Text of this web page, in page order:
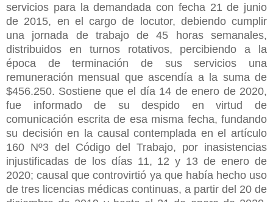
servicios para la demandada con fecha 21 de junio
de 2015, en el cargo de locutor, debiendo cumplir
una jornada de trabajo de 45 horas semanales,
distribuidos en turnos rotativos, percibiendo a la
época de terminación de sus servicios una
remuneración mensual que ascendía a la suma de
$456.250. Sostiene que el día 14 de enero de 2020,
fue informado de su despido en virtud de
comunicación escrita de esa misma fecha, fundando
su decisión en la causal contemplada en el artículo
160 Nº3 del Código del Trabajo, por inasistencias
injustificadas de los días 11, 12 y 13 de enero de
2020; causal que controvirtió ya que había hecho uso
de tres licencias médicas continuas, a partir del 20 de